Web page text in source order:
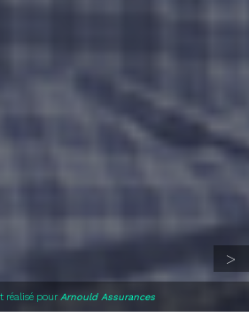
réalisé pourArnould Assurances